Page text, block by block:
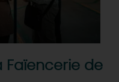
Faïencerie de